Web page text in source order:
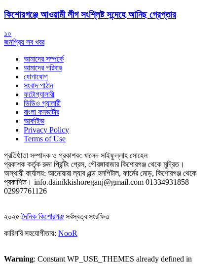
কিশোরগঞ্জে আওয়ামী লীগ সংশ্লিষ্ট সন্দেহে আনিছ গ্রেপ্তার
১০
জনপ্রিয় সব খবর
আমাদের সম্পর্কে
আমাদের পরিবার
যোগাযোগ
সংবাদ পাঠান
ফটোগ্যালারী
ভিডিও গ্যালারী
বাংলা কনভার্টার
আর্কাইভ
Privacy Policy
Terms of Use
প্রতিষ্ঠাতা সম্পাদক ও প্রকাশক: খালেদ সাইফুল্লাহ সোহেল
প্রকাশক কর্তৃক রুমা প্রিন্টিং প্রেস, গৌরঙ্গাবাজার কিশোরগঞ্জ থেকে মুদ্রিত।
অস্থায়ী কার্যালয়: আনোয়ারা ল্যাব এন্ড হসপিটাল, ফার্মের মোড়, কিশোরগঞ্জ থেকে
প্রকাশিত। info.dainikkishoreganj@gmail.com 01334931858
02997761126
২০২৫দৈনিক কিশোরগঞ্জ সর্বস্বত্ব সংরক্ষিত
কারিগরি সহযোগীতায়: NooR
Warning: Constant WP_USE_THEMES already defined in